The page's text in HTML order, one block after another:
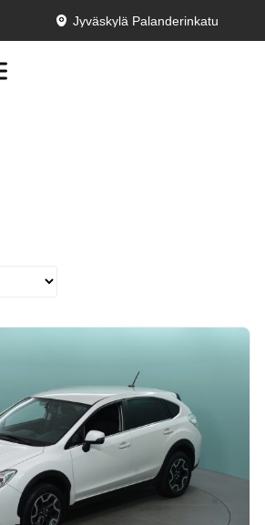
Jyväskylä Palanderinkatu